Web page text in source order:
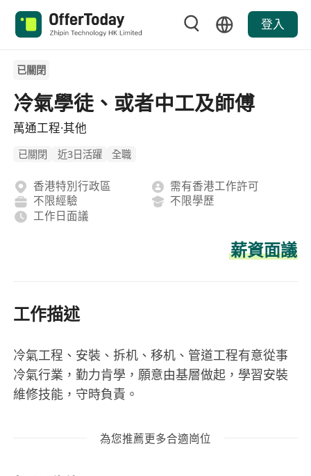
登入
已關閉
冷氣學徒、或者中工及師傅
萬通工程·其他
已關閉 近3日活躍 全職
香港特別行政區
需有香港工作許可
不限經驗
不限學歷
工作日面議
薪資面議
工作描述
冷氣工程、安裝、拆机、移机、管道工程有意從事
冷氣行業，勤力肯學，願意由基層做起，學習安裝
維修技能，守時負責。
為您推薦更多合適崗位